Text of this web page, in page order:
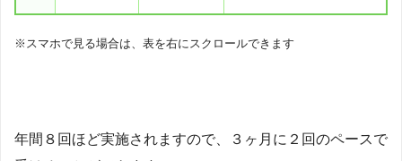
※スマホで見る場合は、表を右にスクロールできます
年間８回ほど実施されますので、３ヶ月に２回のペースで